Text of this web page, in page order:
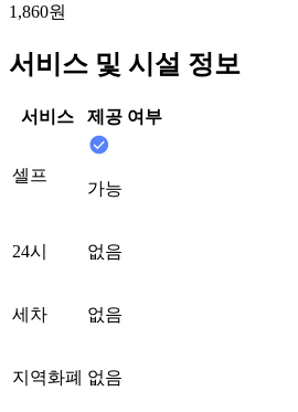
1,860원
서비스 및 시설 정보
서비스 제공 여부
셀프
가능
24시 없음
세차 없음
지역화폐 없음